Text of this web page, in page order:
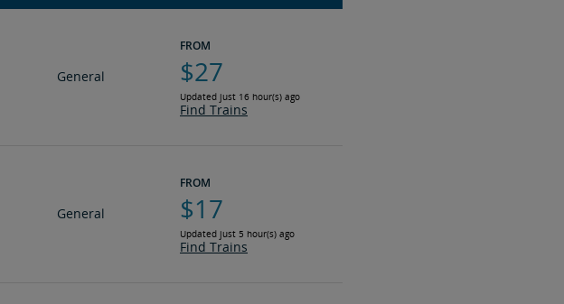
General
FROM
$27
Updated just 16 hour(s) ago
Find Trains
General
FROM
$17
Updated just 5 hour(s) ago
Find Trains